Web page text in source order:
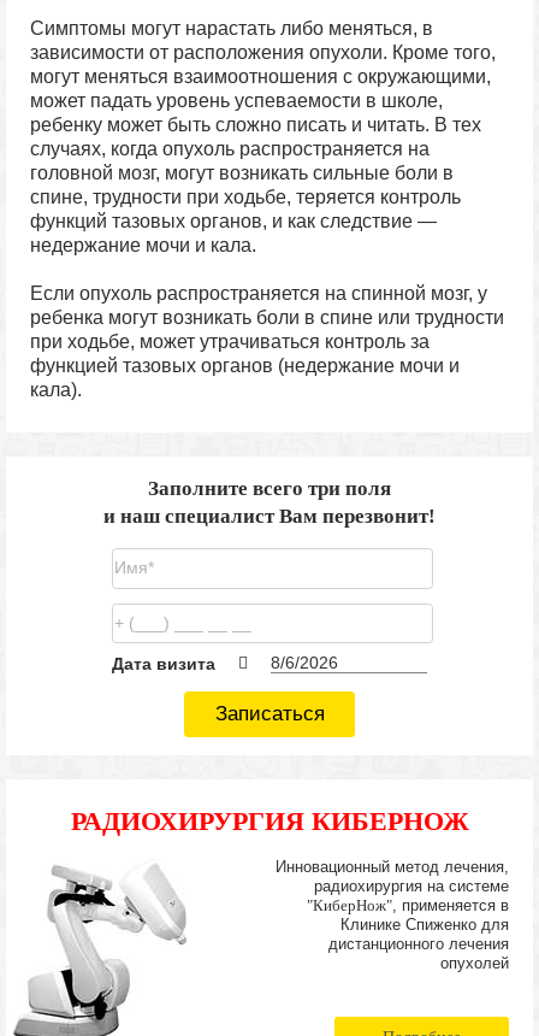
Симптомы могут нарастать либо меняться, в
зависимости от расположения опухоли. Кроме того,
могут меняться взаимоотношения с окружающими,
может падать уровень успеваемости в школе,
ребенку может быть сложно писать и читать. В тех
случаях, когда опухоль распространяется на
головной мозг, могут возникать сильные боли в
спине, трудности при ходьбе, теряется контроль
функций тазовых органов, и как следствие —
недержание мочи и кала.
Если опухоль распространяется на спинной мозг, у
ребенка могут возникать боли в спине или трудности
при ходьбе, может утрачиваться контроль за
функцией тазовых органов (недержание мочи и
кала).
Заполните всего три поля
и наш специалист Вам перезвонит!
Дата визита
Записаться
РАДИОХИРУРГИЯ КИБЕРНОЖ
Инновационный метод лечения,
радиохирургия на системе
"КиберНож" , применяется в
Клинике Спиженко для
дистанционного лечения
опухолей